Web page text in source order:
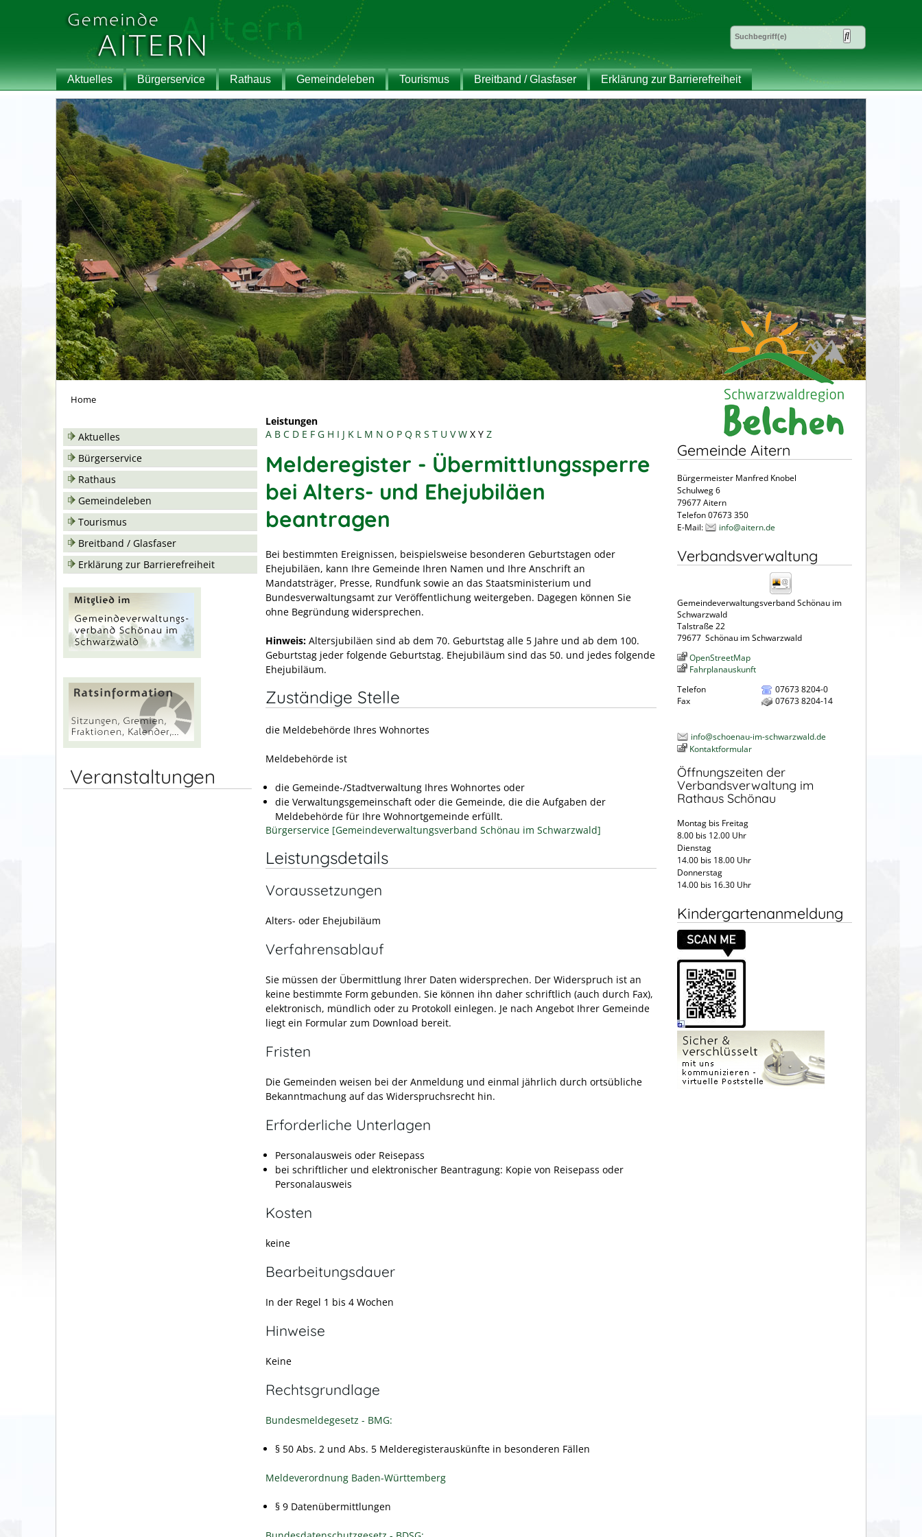
Aktuelles Bürgerservice Rathaus Gemeindeleben Tourismus Breitband / Glasfaser Erklärung zur Barrierefreiheit
Home
Aktuelles
Bürgerservice
Rathaus
Gemeindeleben
Tourismus
Breitband / Glasfaser
Erklärung zur Barrierefreiheit
Veranstaltungen
Leistungen
A B C D E F G H I J K L M N O P Q R S T U V W X Y Z
Melderegister - Übermittlungssperre
bei Alters- und Ehejubiläen
beantragen
Bei bestimmten Ereignissen, beispielsweise besonderen Geburtstagen oder
Ehejubiläen, kann Ihre Gemeinde Ihren Namen und Ihre Anschrift an
Mandatsträger, Presse, Rundfunk sowie an das Staatsministerium und
Bundesverwaltungsamt zur Veröffentlichung weitergeben. Dagegen können Sie
ohne Begründung widersprechen.
Hinweis: Altersjubiläen sind ab dem 70. Geburtstag alle 5 Jahre und ab dem 100.
Geburtstag jeder folgende Geburtstag. Ehejubiläum sind das 50. und jedes folgende
Ehejubiläum.
Zuständige Stelle
die Meldebehörde Ihres Wohnortes
Meldebehörde ist
die Gemeinde-/Stadtverwaltung Ihres Wohnortes oder
die Verwaltungsgemeinschaft oder die Gemeinde, die die Aufgaben der
Meldebehörde für Ihre Wohnortgemeinde erfüllt.
Bürgerservice [Gemeindeverwaltungsverband Schönau im Schwarzwald]
Leistungsdetails
Voraussetzungen
Alters- oder Ehejubiläum
Verfahrensablauf
Sie müssen der Übermittlung Ihrer Daten widersprechen. Der Widerspruch ist an
keine bestimmte Form gebunden. Sie können ihn daher schriftlich (auch durch Fax),
elektronisch, mündlich oder zu Protokoll einlegen. Je nach Angebot Ihrer Gemeinde
liegt ein Formular zum Download bereit.
Fristen
Die Gemeinden weisen bei der Anmeldung und einmal jährlich durch ortsübliche
Bekanntmachung auf das Widerspruchsrecht hin.
Erforderliche Unterlagen
Personalausweis oder Reisepass
bei schriftlicher und elektronischer Beantragung: Kopie von Reisepass oder
Personalausweis
Kosten
keine
Bearbeitungsdauer
In der Regel 1 bis 4 Wochen
Hinweise
Keine
Rechtsgrundlage
Bundesmeldegesetz - BMG:
§ 50 Abs. 2 und Abs. 5 Melderegisterauskünfte in besonderen Fällen
Meldeverordnung Baden-Württemberg
§ 9 Datenübermittlungen
Gemeinde Aitern
Bürgermeister Manfred Knobel
Schulweg 6
79677 Aitern
Telefon 07673 350
E-Mail:
info@aitern.de
Verbandsverwaltung
Gemeindeverwaltungsverband Schönau im
Schwarzwald
Talstraße 22
79677 Schönau im Schwarzwald
OpenStreetMap
Fahrplanauskunft
Telefon
07673 8204-0
Fax
07673 8204-14
info@schoenau-im-schwarzwald.de
Kontaktformular
Öffnungszeiten der
Verbandsverwaltung im
Rathaus Schönau
Montag bis Freitag
8.00 bis 12.00 Uhr
Dienstag
14.00 bis 18.00 Uhr
Donnerstag
14.00 bis 16.30 Uhr
Kindergartenanmeldung